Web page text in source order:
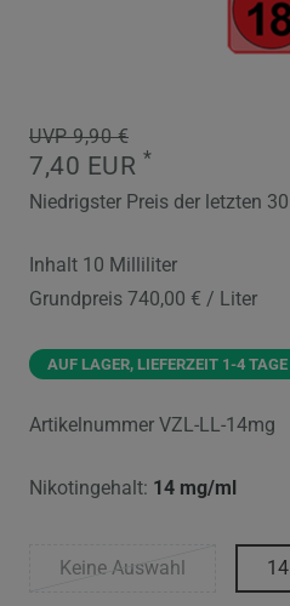
UVP 9,90 €
7,40 EUR *
Niedrigster Preis der letzten
Inhalt 10 Milliliter
Grundpreis 740,00 € / Liter
AUF LAGER, LIEFERZEIT 1-4 TAGE
Artikelnummer VZL-LL-14mg
Nikotingehalt: 14 mg/ml
Keine Auswahl